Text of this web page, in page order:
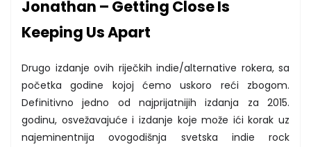
Jonathan – Getting Close Is
Keeping Us Apart
Drugo izdanje ovih riječkih indie/alternative rokera, sa
početka godine kojoj ćemo uskoro reći zbogom.
Definitivno jedno od najprijatnijih izdanja za 2015.
godinu, osvežavajuće i izdanje koje može ići korak uz
najeminentnija ovogodišnja svetska indie rock